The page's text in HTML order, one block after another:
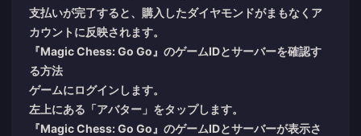
支払いが完了すると、購入したダイヤモンドがまもなくア
カウントに反映されます。
『Magic Chess: Go Go』のゲームIDとサーバーを確認す
る方法
ゲームにログインします。
左上にある「アバター」をタップします。
『Magic Chess: Go Go』のゲームIDとサーバーが表示さ